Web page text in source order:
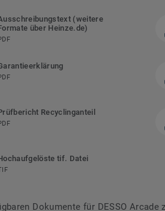
(weitere
über Heinze.de)
Recyclinganteil
tif. Datei
Dokumente für DESSO Arcade